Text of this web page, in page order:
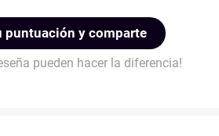
puntuación y comparte
pueden hacer la diferencia!